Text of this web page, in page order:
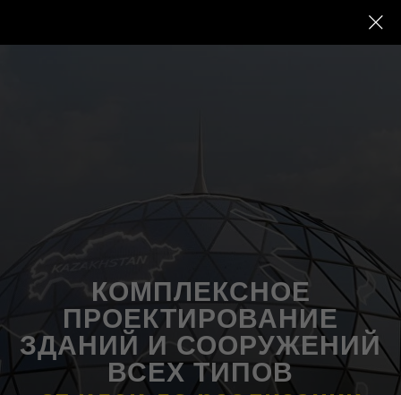
КОМПЛЕКСНОЕ
ПРОЕКТИРОВАНИЕ
ЗДАНИЙ И СООРУЖЕНИЙ
ВСЕХ ТИПОВ